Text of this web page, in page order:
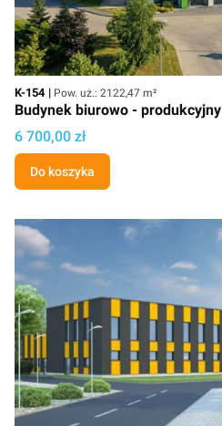
Kod
K-154 Powierzchnia użytkowa
Pow. uż.: 2122,47 m²
Budynek biurowo - produkcyjny
Cena projektu
6 700,00 zł
Do koszyka